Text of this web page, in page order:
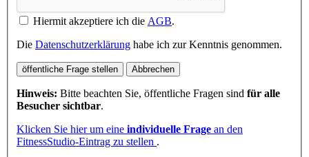
Hiermit akzeptiere ich die AGB.
Die Datenschutzerklärung habe ich zur Kenntnis genommen.
öffentliche Frage stellen Abbrechen
Hinweis: Bitte beachten Sie, öffentliche Fragen sind für alle
Besucher sichtbar.
Klicken Sie hier um eine individuelle Frage an den
FitnessStudio-Eintrag zu stellen .